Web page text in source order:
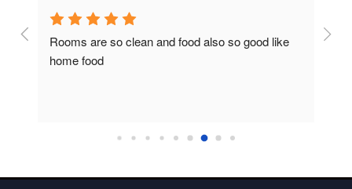
Rooms are so clean and food also so good like
home food
So